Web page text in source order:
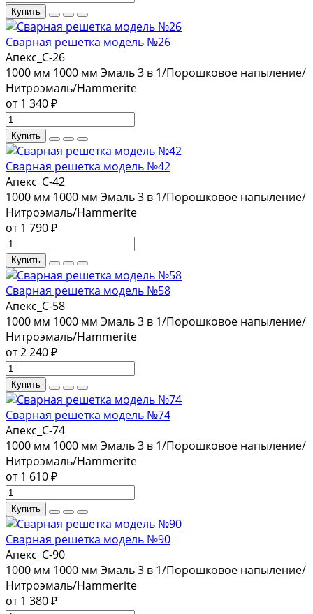
Купить
Сварная решетка модель №26
Апекс_С-26
1000 мм 1000 мм Эмаль 3 в 1/Порошковое напыление/
Нитроэмаль/Hammerite
от 1 340 ₽
Купить
Сварная решетка модель №42
Апекс_С-42
1000 мм 1000 мм Эмаль 3 в 1/Порошковое напыление/
Нитроэмаль/Hammerite
от 1 790 ₽
Купить
Сварная решетка модель №58
Апекс_С-58
1000 мм 1000 мм Эмаль 3 в 1/Порошковое напыление/
Нитроэмаль/Hammerite
от 2 240 ₽
Купить
Сварная решетка модель №74
Апекс_С-74
1000 мм 1000 мм Эмаль 3 в 1/Порошковое напыление/
Нитроэмаль/Hammerite
от 1 610 ₽
Купить
Сварная решетка модель №90
Апекс_С-90
1000 мм 1000 мм Эмаль 3 в 1/Порошковое напыление/
Нитроэмаль/Hammerite
от 1 380 ₽